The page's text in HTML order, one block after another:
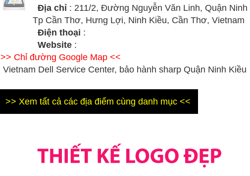
Địa chỉ : 211/2, Đường Nguyễn Văn Linh, Quận Ninh
Tp Cần Thơ, Hưng Lợi, Ninh Kiều, Cần Thơ, Vietnam
Điện thoại :
Website :
>> Chỉ đường Google Map <<
Vietnam Dell Service Center, bảo hành sharp Quận Ninh Kiều
>> Xem tất cả các địa điểm cùng danh mục <<